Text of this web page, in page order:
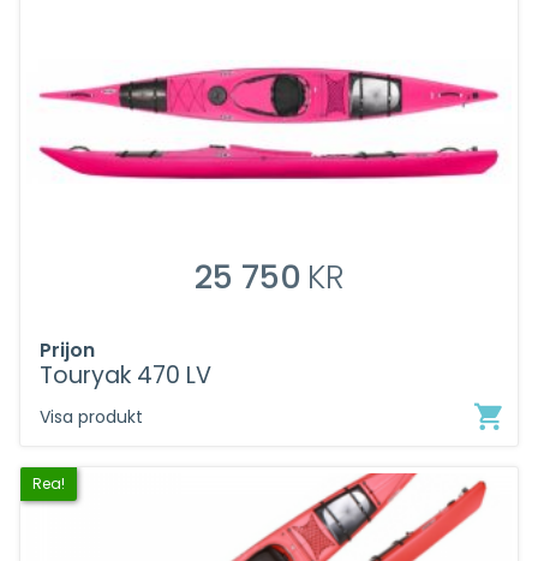
490KR.
25 750 KR
Prijon
Touryak 470 LV
Visa produkt
Rea!